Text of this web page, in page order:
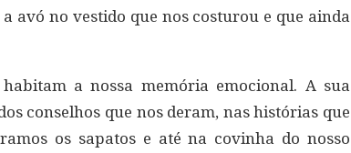
avó no vestido que nos costurou e que ainda
a nossa memória emocional. A sua
conselhos que nos deram, nas histórias que
os sapatos e até na covinha do nosso